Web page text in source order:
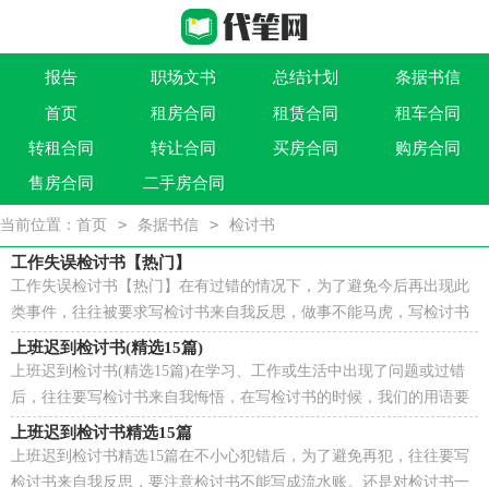
报告 职场文书 总结计划 条据书信
作文大全 实用文 祝福语 买卖类合同
借贷类合同 建筑类合同 劳动类合同 租售类合同
首页 租房合同 租赁合同
租车合同
转租合同
转让合同 买房合同
购房合同
售房合同
二手房合同
当前位置： 首页 > 条据书信 > 检讨书
工作失误检讨书【热门】
工作失误检讨书【热门】在有过错的情况下，为了避免今后再出现此
类事件，往往被要求写检讨书来自我反思，做事不能马虎，写检讨书
也应如此。那么正式、规范的检讨书是什么样的呢？以下...
上班迟到检讨书(精选15篇)
上班迟到检讨书(精选15篇)在学习、工作或生活中出现了问题或过错
后，往往要写检讨书来自我悔悟，在写检讨书的时候，我们的用语要
非常注意。你还在为写检讨书而苦恼吗？以下是小编整...
上班迟到检讨书精选15篇
上班迟到检讨书精选15篇在不小心犯错后，为了避免再犯，往往要写
检讨书来自我反思，要注意检讨书不能写成流水账。还是对检讨书一